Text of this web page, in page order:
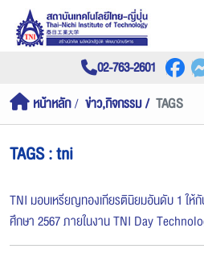
02-763-2601
หน้าหลัก ข่าว,กิจกรรม TAGS
TAGS : tni
TNI มอบเหรียญทองเกียรตินิยมอันดับ 1 ให้
ศึกษา 2567 ภายในงาน TNI Day